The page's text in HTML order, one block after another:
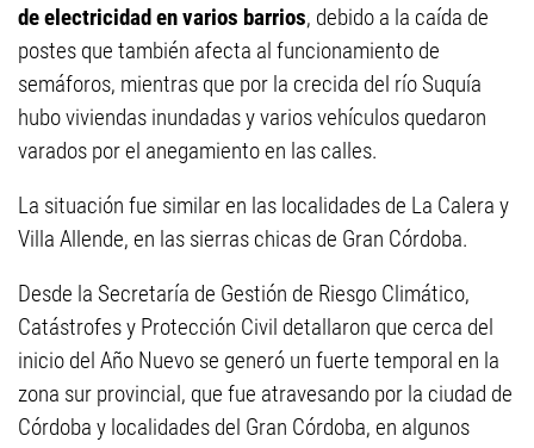
de electricidad en varios barrios, debido a la caída de
postes que también afecta al funcionamiento de
semáforos, mientras que por la crecida del río Suquía
hubo viviendas inundadas y varios vehículos quedaron
varados por el anegamiento en las calles.
La situación fue similar en las localidades de La Calera y
Villa Allende, en las sierras chicas de Gran Córdoba.
Desde la Secretaría de Gestión de Riesgo Climático,
Catástrofes y Protección Civil detallaron que cerca del
inicio del Año Nuevo se generó un fuerte temporal en la
zona sur provincial, que fue atravesando por la ciudad de
Córdoba y localidades del Gran Córdoba, en algunos